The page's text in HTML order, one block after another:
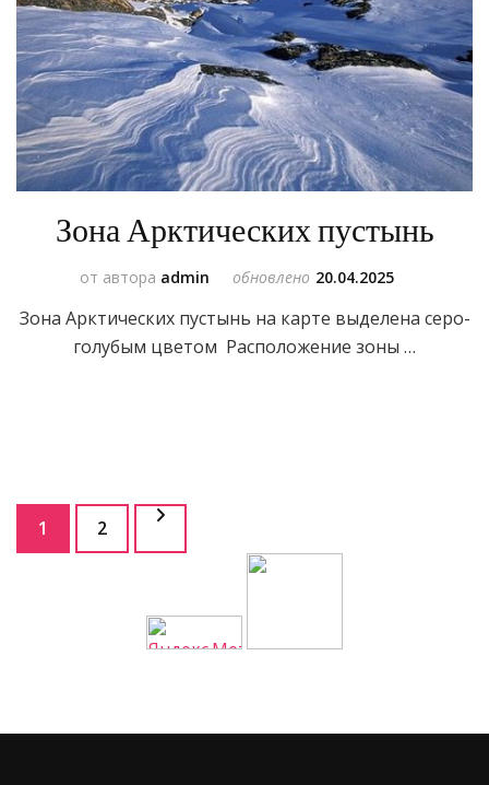
Зона Арктических пустынь
от автора admin обновлено 20.04.2025
Зона Арктических пустынь на карте выделена серо-
голубым цветом Расположение зоны …
Пагинация
записей
Страница
1 Страница
2